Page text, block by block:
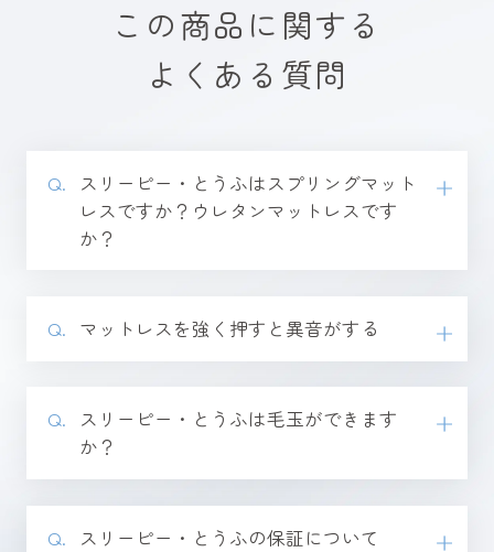
この商品に関する
よくある質問
⁨⁩⁨スリーピー・とうふはスプリングマット
レスですか？ウレタンマットレスです
か？
マットレスを強く押すと異音がする
⁨⁩⁨スリーピー・とうふは毛玉ができます
か？
スリーピー・とうふの保証について